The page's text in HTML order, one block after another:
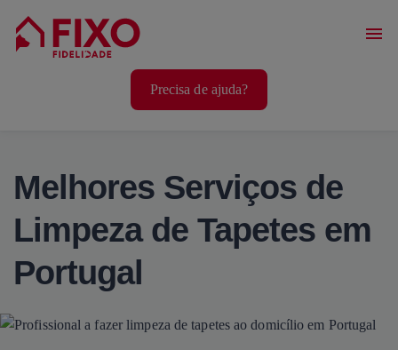
Serviços Casa
Precisa de ajuda?
Melhores Serviços de
Limpeza de Tapetes em
Portugal